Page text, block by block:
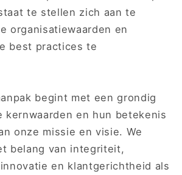
te stellen zich aan te
organisatiewaarden en
best practices te
begint met een grondig
kernwaarden en hun betekenis
onze missie en visie. We
belang van integriteit,
en klantgerichtheid als